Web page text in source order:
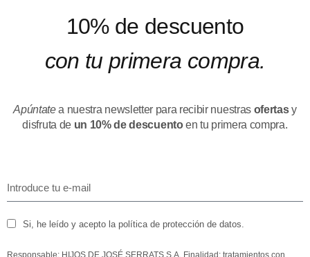
10% de descuento
con tu primera compra.
Apúntatea nuestra newsletter para recibir nuestras ofertasy
disfruta de un 10% de descuentoen tu primera compra.
Si, he leído y acepto la política de protección de datos.